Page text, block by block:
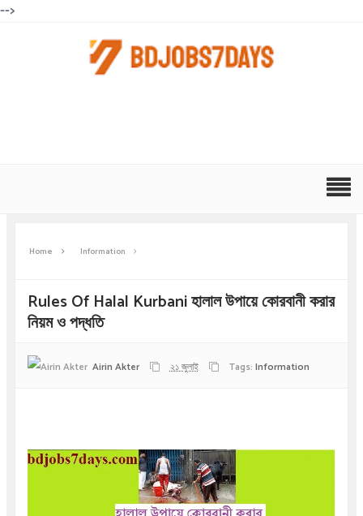
-->
Home Information
Rules Of Halal Kurbani হালাল উপায়ে কোরবানী করার
নিয়ম ও পদ্ধতি
Airin Akter ২১ জুলাই Tags: Information